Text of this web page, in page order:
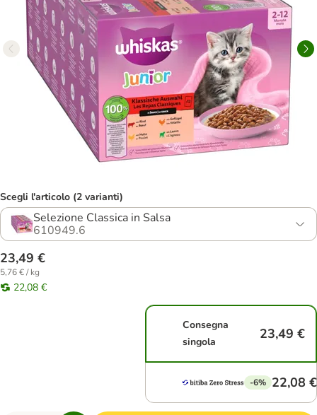
Scegli l'articolo (2 varianti)
Selezione Classica in Salsa
610949.6
23,49 €
5,76 € / kg
22,08 €
Consegna
singola
23,49 €
-6% 22,08 €